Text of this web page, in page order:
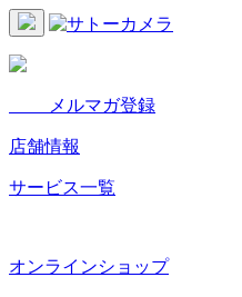
メルマガ登録
店舗情報
サービス一覧
オンラインショップ